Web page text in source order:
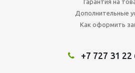
Гарантия на
Дополнительные
Как оформить
+7 727 31 22